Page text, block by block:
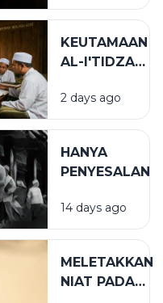
KEUTAMAAN
AL-I'TIDZAR
AFWU
DALAM
SPIRITUAL
2 days ago
HANYA
PENYESALAN
14 days ago
MELETAKKAN
NIAT PADA